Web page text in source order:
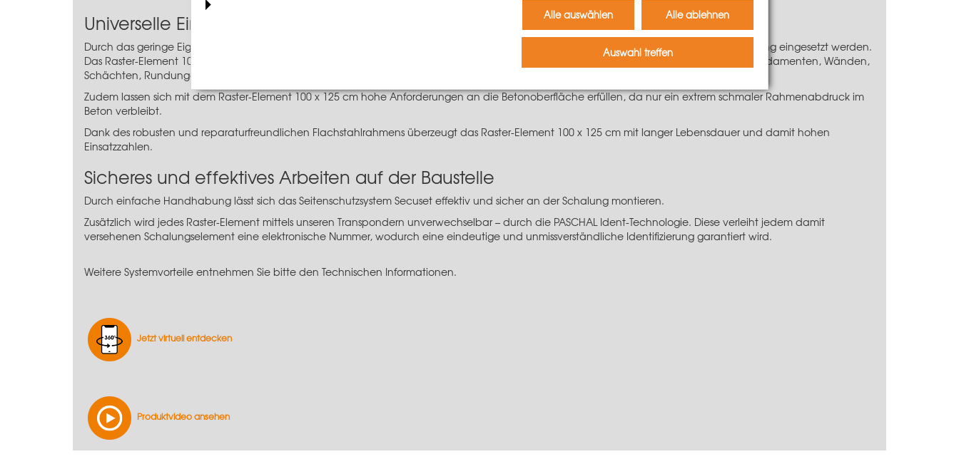
Universelle Einsatzmöglichkeiten mit hohen Einsatzzahlen
Durch das geringe Eigengewicht besticht das Raster-Element 100 x 125 cm als Handschalung, es kann jedoch auch als Großflächenschalung eingesetzt werden.
Das Raster-Element 100 x 125 cm verfügt über eine hohe Vielseitigkeit, Anpassungsfähigkeit und Flexibilität und kann beim Schalen von Fundamenten, Wänden,
Schächten, Rundungen, Stützen oder Unterzügen eingesetzt werden.
Zudem lassen sich mit dem Raster-Element 100 x 125 cm hohe Anforderungen an die Betonoberfläche erfüllen, da nur ein extrem schmaler Rahmenabdruck im
Beton verbleibt.
Dank des robusten und reparaturfreundlichen Flachstahlrahmens überzeugt das Raster-Element 100 x 125 cm mit langer Lebensdauer und damit hohen
Einsatzzahlen.
Sicheres und effektives Arbeiten auf der Baustelle
Durch einfache Handhabung lässt sich das Seitenschutzsystem Secuset effektiv und sicher an der Schalung montieren.
Zusätzlich wird jedes Raster-Element mittels unseren Transpondern unverwechselbar – durch die PASCHAL Ident-Technologie. Diese verleiht jedem damit
versehenen Schalungselement eine elektronische Nummer, wodurch eine eindeutige und unmissverständliche Identifizierung garantiert wird.
Weitere Systemvorteile entnehmen Sie bitte den Technischen Informationen.
Jetzt virtuell entdecken
Produktvideo ansehen
Alle auswählen Alle ablehnen
Auswahl treffen